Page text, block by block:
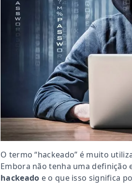
O termo “hackeado” é muito
Embora não tenha uma definição
hackeado e o que isso significa